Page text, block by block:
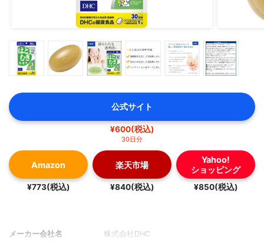
公式サイト
¥600(税込)
30日分
Amazon
¥773(税込)
楽天市場
¥840(税込)
Yahoo!
ショッピング
¥850(税込)
メーカー会社名 株式会社DHC